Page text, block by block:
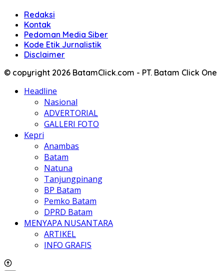
Redaksi
Kontak
Pedoman Media Siber
Kode Etik Jurnalistik
Disclaimer
© copyright 2026 BatamClick.com - PT. Batam Click One
Headline
Nasional
ADVERTORIAL
GALLERI FOTO
Kepri
Anambas
Batam
Natuna
Tanjungpinang
BP Batam
Pemko Batam
DPRD Batam
MENYAPA NUSANTARA
ARTIKEL
INFO GRAFIS